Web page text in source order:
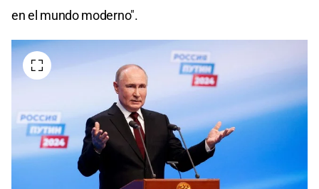
en el mundo moderno".